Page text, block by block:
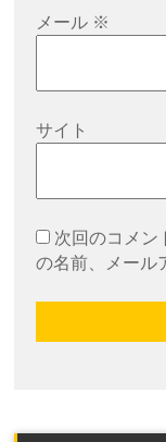
メール ※
サイト
次回のコメン
の名前、メール